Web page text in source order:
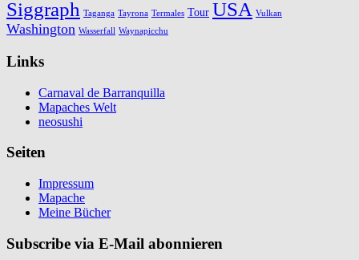
Siggraph Taganga Tayrona Termales Tour USA Vulkan
Washington Wasserfall Waynapicchu
Links
Carnaval de Barranquilla
Mapaches Welt
neosushi
Seiten
Impressum
Mapache
Meine Bücher
Subscribe via E-Mail abonnieren